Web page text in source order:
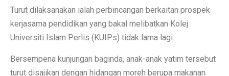
Turut dilaksanakan ialah perbincangan berkaitan prospek
kerjasama pendidikan yang bakal melibatkan Kolej
Universiti Islam Perlis (KUIPs) tidak lama lagi.
Bersempena kunjungan baginda, anak-anak yatim tersebut
turut disajikan dengan hidangan moreh berupa makanan